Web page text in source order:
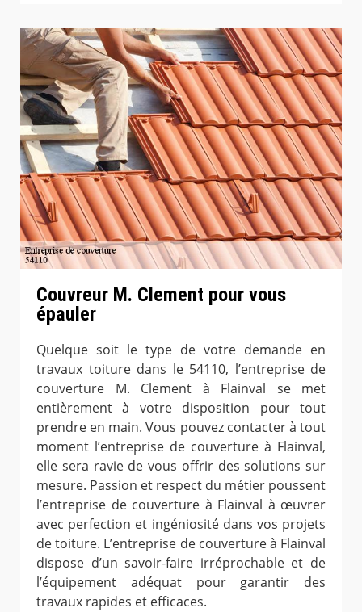
Couvreur M. Clement pour vous
épauler
Quelque soit le type de votre demande en
travaux toiture dans le 54110, l’entreprise de
couverture M. Clement à Flainval se met
entièrement à votre disposition pour tout
prendre en main. Vous pouvez contacter à tout
moment l’entreprise de couverture à Flainval,
elle sera ravie de vous offrir des solutions sur
mesure. Passion et respect du métier poussent
l’entreprise de couverture à Flainval à œuvrer
avec perfection et ingéniosité dans vos projets
de toiture. L’entreprise de couverture à Flainval
dispose d’un savoir-faire irréprochable et de
l’équipement adéquat pour garantir des
travaux rapides et efficaces.